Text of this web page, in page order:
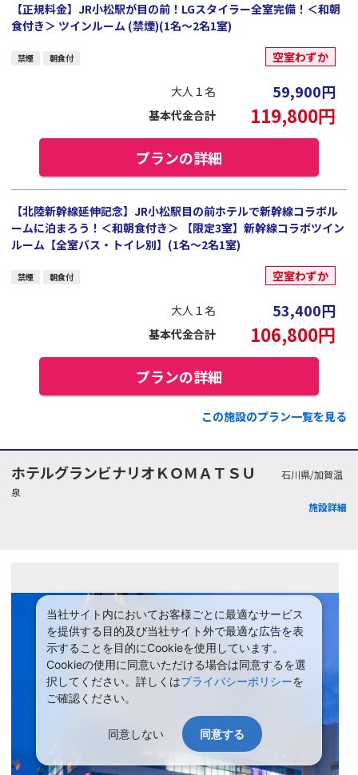
【正規料金】JR小松駅が目の前！LGスタイラー全室完備！＜和朝
食付き＞ ツインルーム (禁煙)(1名～2名1室)
禁煙 朝食付 空室わずか
大人１名 59,900円
基本代金合計 119,800円
プランの詳細
【北陸新幹線延伸記念】JR小松駅目の前ホテルで新幹線コラボル
ームに泊まろう！＜和朝食付き＞ 【限定3室】新幹線コラボツイン
ルーム【全室バス・トイレ別】(1名～2名1室)
禁煙 朝食付 空室わずか
大人１名 53,400円
基本代金合計 106,800円
プランの詳細
この施設のプラン一覧を見る
ホテルグランビナリオＫＯＭＡＴＳＵ
石川県/加賀温
泉
施設詳細
当社サイト内においてお客様ごとに最適なサービス
を提供する目的及び当社サイト外で最適な広告を表
示することを目的にCookieを使用しています。
Cookieの使用に同意いただける場合は同意するを選
択してください。詳しくはプライバシーポリシーを
ご確認ください。
同意しない 同意する